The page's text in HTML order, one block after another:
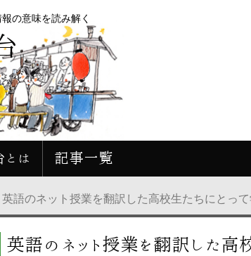
の意味を読み解く
は 記事一覧
英語のネット授業を翻訳した高校生たちにとっ
英語のネット授業を翻訳した高